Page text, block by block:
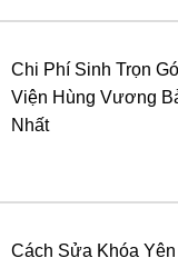
Chi Phí Sinh Trọn
Viện Hùng Vương
Nhất
Cách Sửa Khóa